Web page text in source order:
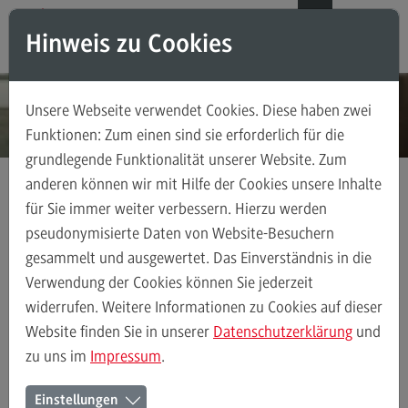
Direkt zum Inhalt
Direkt zum Hauptmenu
Direkt zum Footer
Modul-O-Mat
Masterstudiengänge
Accounting, Controlling, Taxation
Accounting, Controlling, Taxation
Modulangebot
Berufsperspektiven
Kontakt
Advanced Practice in Healthcare
Advanced Practice in Healthcare
Rahmenbedingungen
Kontakt Ansprechpersonen Weiterbildung
Ansprechpersonen Alle Kontakte (alphabetisch)
Ansprechpersonen des Bereichs
Hinweis zu Cookies
Unsere Webseite verwendet Cookies. Diese haben zwei
Funktionen: Zum einen sind sie erforderlich für die
grundlegende Funktionalität unserer Website. Zum
anderen können wir mit Hilfe der Cookies unsere Inhalte
für Sie immer weiter verbessern. Hierzu werden
pseudonymisierte Daten von Website-Besuchern
gesammelt und ausgewertet. Das Einverständnis in die
Verwendung der Cookies können Sie jederzeit
widerrufen. Weitere Informationen zu Cookies auf dieser
Website finden Sie in unserer Datenschutzerklärung und
zu uns im Impressum.
Einstellungen